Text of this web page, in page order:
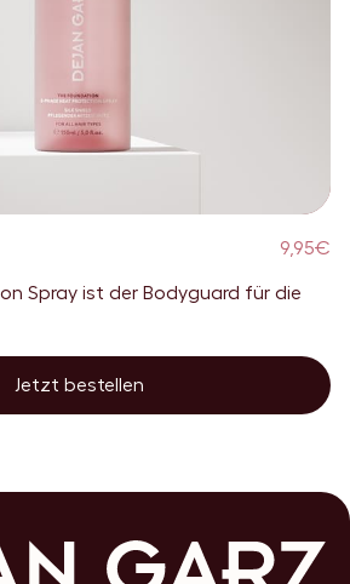
9,95€
Spray ist der Bodyguard für die
Jetzt bestellen